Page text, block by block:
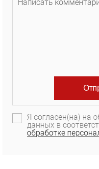
Я согласен(на) на
данных в
обработке